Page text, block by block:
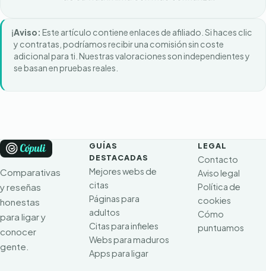
ℹ️Aviso: Este artículo contiene enlaces de afiliado. Si haces clic
y contratas, podríamos recibir una comisión sin coste
adicional para ti. Nuestras valoraciones son independientes y
se basan en pruebas reales.
Comparativas
y reseñas
honestas
para ligar y
conocer
gente.
GUÍAS
DESTACADAS
Mejores webs de
citas
Páginas para
adultos
Citas para infieles
Webs para maduros
Apps para ligar
LEGAL
Contacto
Aviso legal
Política de
cookies
Cómo
puntuamos